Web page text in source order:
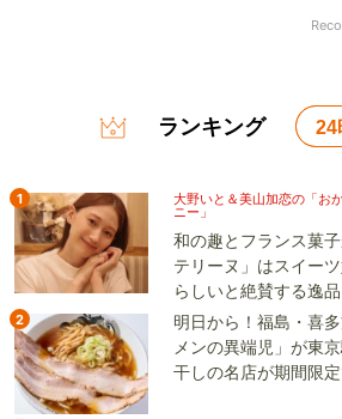
ランキング 24
1
大野いと＆美山加恋の「お
ニー」
和の趣とフランス菓
テリーヌ」はスイー
らしいと絶賛する逸品
2
明日から！福島・喜
メンの異端児」が東
干しの名店が期間限